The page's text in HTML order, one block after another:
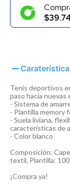
Caraterística
Tenis deportivos
paso hacia nuevas
- Sistema de
- Plantilla memory
- Suela liviana,
características de
- Color blanco
Composición:
textil, Plantilla:
¡Compra ya!